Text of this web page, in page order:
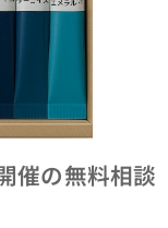
催の無料相談